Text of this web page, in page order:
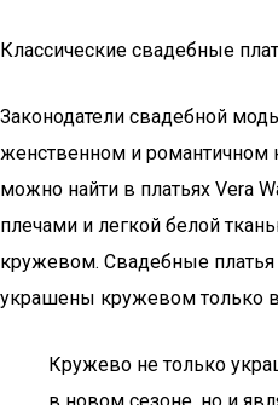
Классические свадебные
Законодатели свадебной
женственном и романтичном
можно найти в платьях Vera
плечами и легкой белой
кружевом. Свадебные платья
украшены кружевом только в
Кружево не только